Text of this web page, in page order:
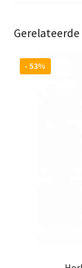
- 53%